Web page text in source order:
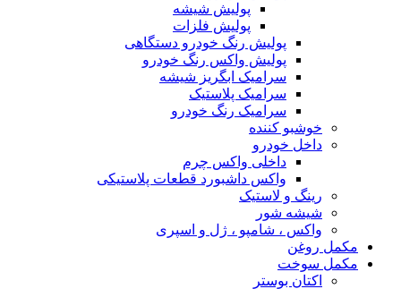
پولیش شیشه
پولیش فلزات
پولیش رنگ خودرو دستگاهی
پولیش واکس رنگ خودرو
سرامیک ابگریز شیشه
سرامیک پلاستیک
سرامیک رنگ خودرو
خوشبو کننده
داخل خودرو
داخلی واکس چرم
واکس داشبورد قطعات پلاستیکی
رینگ و لاستیک
شیشه شور
واکس ، شامپو ، ژل و اسپری
مکمل روغن
مکمل سوخت
اکتان بوستر